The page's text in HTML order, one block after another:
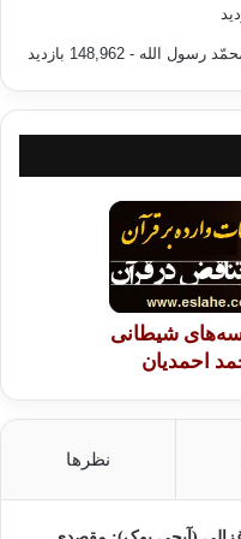
کارگێڕیدا گرنگترین
لەگەڵ مناڵەکانماندا
وتوێژیان لەگەڵدا بکەین
بۆ دابنێین بۆ دابەشکردنی
لەم کاتەدا بەرنامەیان بۆ
و هێنانەدی خەونەکانیان .
کراوە، زۆرجاریش ئەمە لە
هەتا زیاتر گوێ بگرن،
عەرەبی و ئیسلامی توانای
رسول الله - 148,962 بازدید
شیطانی
احمدیان
نظرها